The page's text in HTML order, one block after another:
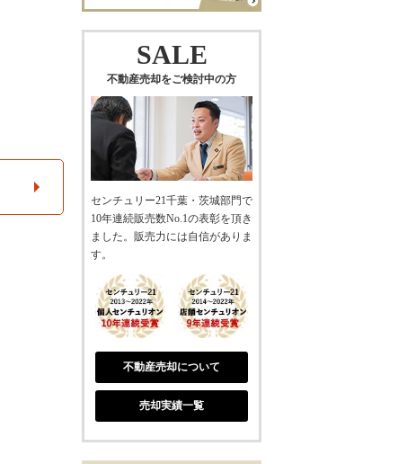
SALE
不動産売却をご検討中の方
センチュリー21千葉・茨城部門で
10年連続販売数No.1の表彰を頂き
ました。販売力には自信がありま
す。
不動産売却について
売却実績一覧